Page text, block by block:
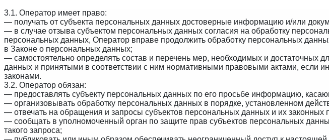
3.1. Оператор имеет право:
— получать от субъекта персональных данных достоверные информацию и/или
— в случае отзыва субъектом персональных данных согласия на обработку
персональных данных, Оператор вправе продолжить обработку персональных
в Законе о персональных данных;
— самостоятельно определять состав и перечень мер, необходимых и достаточных
данных и принятыми в соответствии с ним нормативными правовыми актами, если
законами.
3.2. Оператор обязан:
— предоставлять субъекту персональных данных по его просьбе информацию,
— организовывать обработку персональных данных в порядке, установленном
— отвечать на обращения и запросы субъектов персональных данных и их
— сообщать в уполномоченный орган по защите прав субъектов персональных
такого запроса;